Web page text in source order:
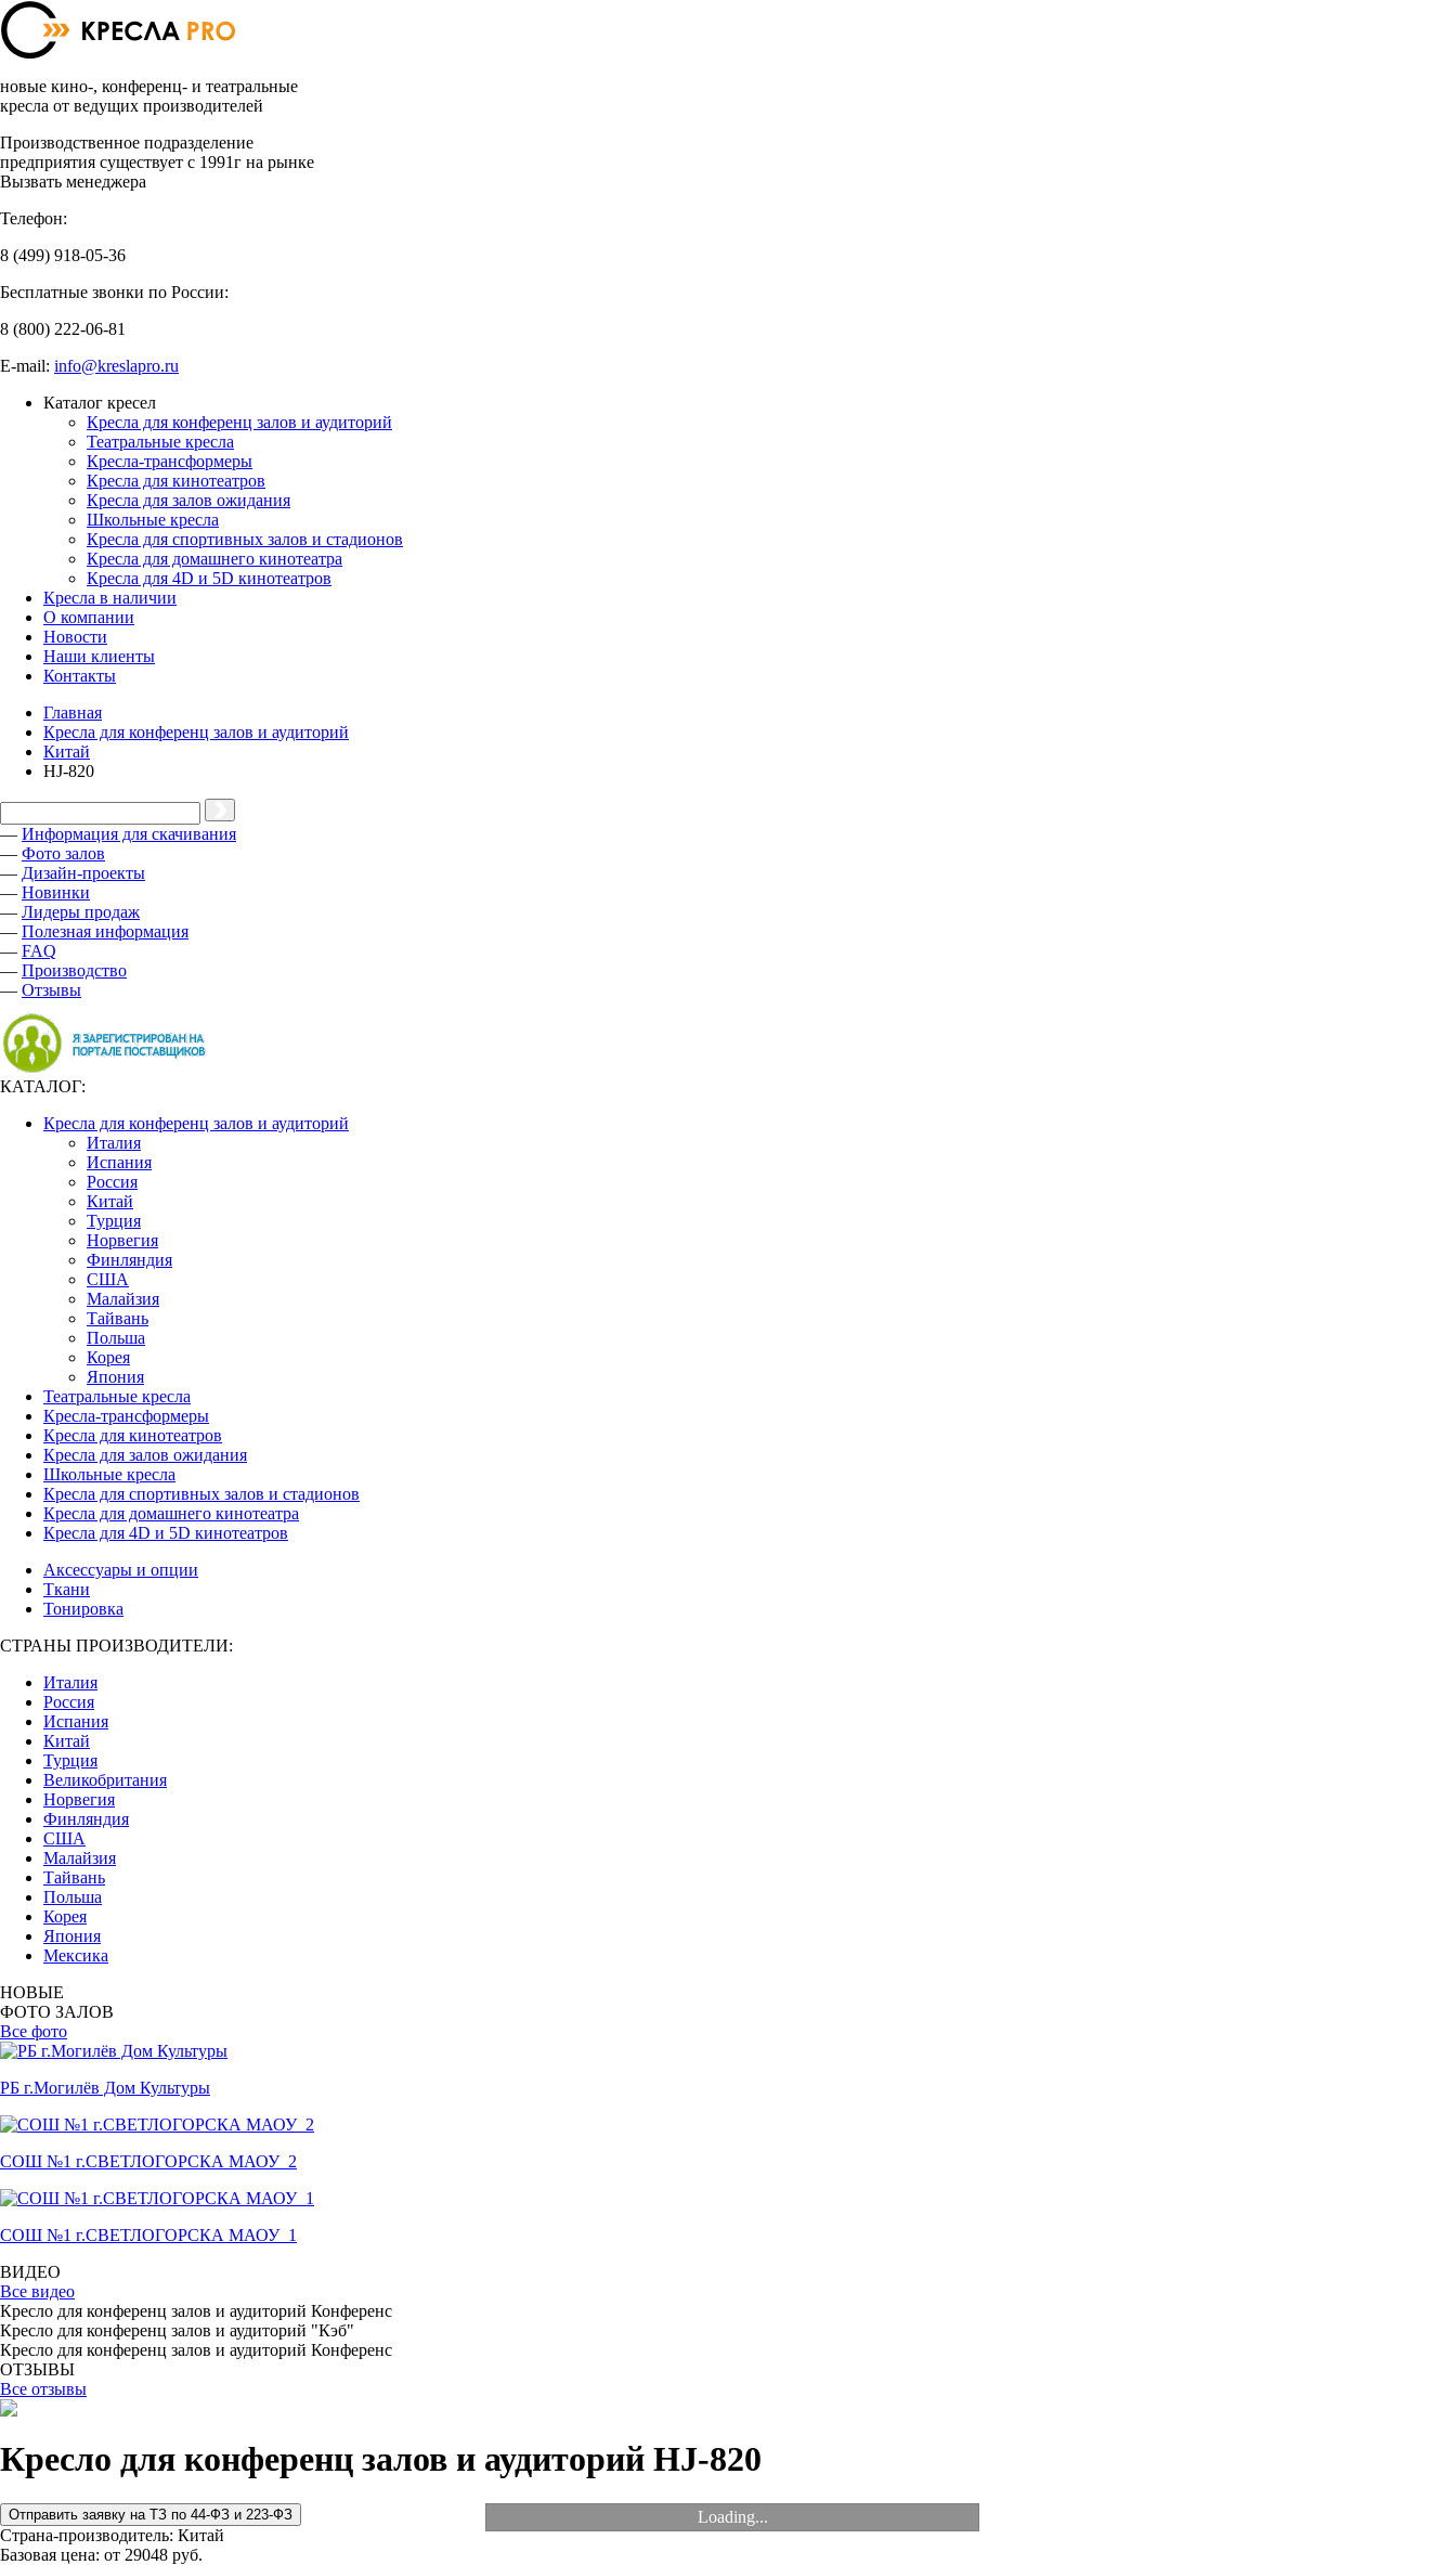
новые кино-, конференц- и театральные
кресла от ведущих производителей
Производственное подразделение
предприятия существует с 1991г на рынке
Вызвать менеджера
Телефон:
8 (499) 918-05-36
Бесплатные звонки по России:
8 (800) 222-06-81
E-mail: info@kreslapro.ru
Каталог кресел
Кресла для конференц залов и аудиторий
Театральные кресла
Кресла-трансформеры
Кресла для кинотеатров
Кресла для залов ожидания
Школьные кресла
Кресла для спортивных залов и стадионов
Кресла для домашнего кинотеатра
Кресла для 4D и 5D кинотеатров
Кресла в наличии
О компании
Новости
Наши клиенты
Контакты
Главная
Кресла для конференц залов и аудиторий
Китай
HJ-820
— Информация для скачивания
— Фото залов
— Дизайн-проекты
— Новинки
— Лидеры продаж
— Полезная информация
— FAQ
— Производство
— Отзывы
КАТАЛОГ:
Кресла для конференц залов и аудиторий
Италия
Испания
Россия
Китай
Турция
Норвегия
Финляндия
США
Малайзия
Тайвань
Польша
Корея
Япония
Театральные кресла
Кресла-трансформеры
Кресла для кинотеатров
Кресла для залов ожидания
Школьные кресла
Кресла для спортивных залов и стадионов
Кресла для домашнего кинотеатра
Кресла для 4D и 5D кинотеатров
Аксессуары и опции
Ткани
Тонировка
СТРАНЫ ПРОИЗВОДИТЕЛИ:
Италия
Россия
Испания
Китай
Турция
Великобритания
Норвегия
Финляндия
США
Малайзия
Тайвань
Польша
Корея
Япония
Мексика
НОВЫЕ
ФОТО ЗАЛОВ
Все фото
РБ г.Могилёв Дом Культуры
СОШ №1 г.СВЕТЛОГОРСКА МАОУ_2
СОШ №1 г.СВЕТЛОГОРСКА МАОУ_1
ВИДЕО
Все видео
Кресло для конференц залов и аудиторий Конференс
Кресло для конференц залов и аудиторий "Кэб"
Кресло для конференц залов и аудиторий Конференс
ОТЗЫВЫ
Все отзывы
Кресло для конференц залов и аудиторий HJ-820
Loading...
Страна-производитель: Китай
Базовая цена: от 29048 руб.